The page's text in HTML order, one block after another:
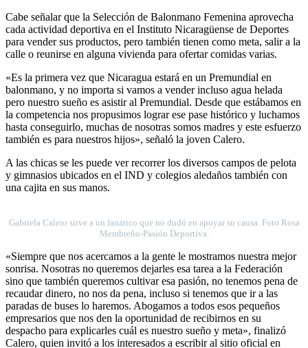
Cabe señalar que la Selección de Balonmano Femenina aprovecha
cada actividad deportiva en el Instituto Nicaragüense de Deportes
para vender sus productos, pero también tienen como meta, salir a la
calle o reunirse en alguna vivienda para ofertar comidas varias.
«Es la primera vez que Nicaragua estará en un Premundial en
balonmano, y no importa si vamos a vender incluso agua helada
pero nuestro sueño es asistir al Premundial. Desde que estábamos en
la competencia nos propusimos lograr ese pase histórico y luchamos
hasta conseguirlo, muchas de nosotras somos madres y este esfuerzo
también es para nuestros hijos», señaló la joven Calero.
A las chicas se les puede ver recorrer los diversos campos de pelota
y gimnasios ubicados en el IND y colegios aledaños también con
una cajita en sus manos.
Gabriela Calero sirve a un fanático que no dudó en apoyar su causa. Foto Rosa
Membreño-Pasión Deportiva.
«Siempre que nos acercamos a la gente le mostramos nuestra mejor
sonrisa. Nosotras no queremos dejarles esa tarea a la Federación
sino que también queremos cultivar esa pasión, no tenemos pena de
recaudar dinero, no nos da pena, incluso si tenemos que ir a las
paradas de buses lo haremos. Abogamos a todos esos pequeños
empresarios que nos den la oportunidad de recibirnos en su
despacho para explicarles cuál es nuestro sueño y meta», finalizó
Calero, quien invitó a los interesados a escribir al sitio oficial en